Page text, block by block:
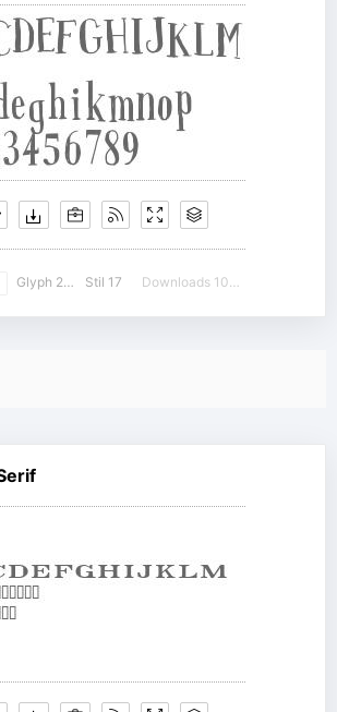
Glyph 258 Stil 17 Downloads 10858